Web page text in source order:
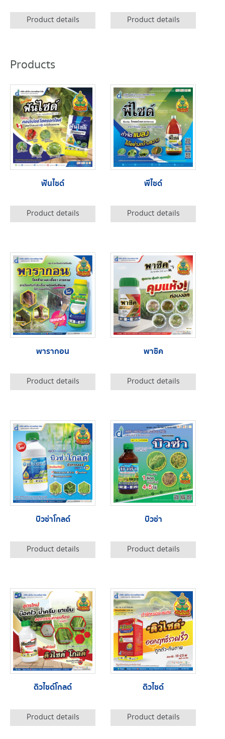
Product details Product details
Products
ฟันไซด์
Product details
พีไซด์
Product details
พารากอน
Product details
พาซิค
Product details
บิวซ่าโกลด์
Product details
บิวซ่า
Product details
ดิวไซด์โกลด์
Product details
ดิวไซด์
Product details